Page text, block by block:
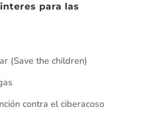
para las
(Save the children)
contra el ciberacoso